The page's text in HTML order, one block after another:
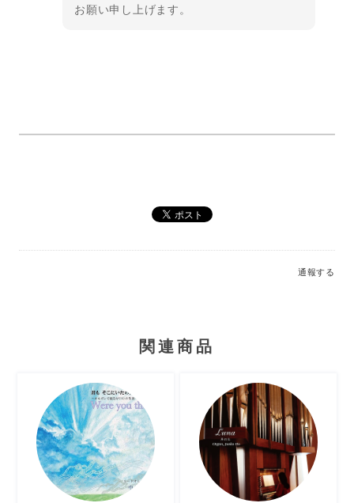
お願い申し上げます。
通報する
関連商品